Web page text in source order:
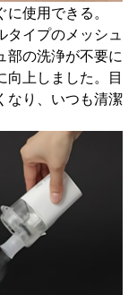
使用できる。
イプのメッシュ
部の洗浄が不要に
向上しました。目
なり、いつも清潔